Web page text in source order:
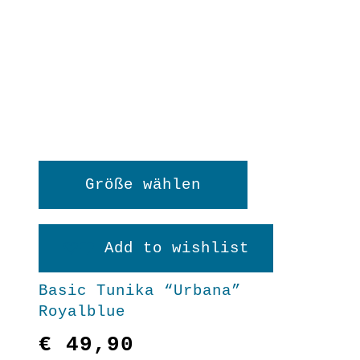
Größe wählen
Dieses
weist
Add to wishlist
Basic Tunika “Urbana”
Royalblue
€ 49,90